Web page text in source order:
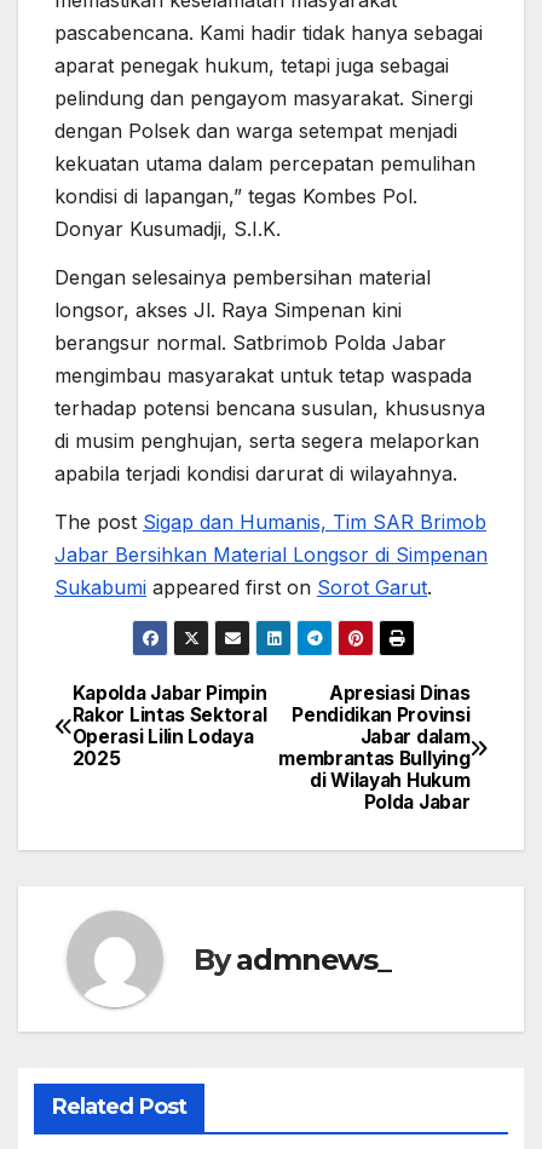
pascabencana. Kami hadir tidak hanya sebagai
aparat penegak hukum, tetapi juga sebagai
pelindung dan pengayom masyarakat. Sinergi
dengan Polsek dan warga setempat menjadi
kekuatan utama dalam percepatan pemulihan
kondisi di lapangan,” tegas Kombes Pol.
Donyar Kusumadji, S.I.K.
Dengan selesainya pembersihan material
longsor, akses Jl. Raya Simpenan kini
berangsur normal. Satbrimob Polda Jabar
mengimbau masyarakat untuk tetap waspada
terhadap potensi bencana susulan, khususnya
di musim penghujan, serta segera melaporkan
apabila terjadi kondisi darurat di wilayahnya.
The post Sigap dan Humanis, Tim SAR Brimob
Jabar Bersihkan Material Longsor di Simpenan
Sukabumi appeared first on Sorot Garut.
Post
navigation
Apresiasi Dinas
Pendidikan Provinsi
Jabar dalam
membrantas Bullying
di Wilayah Hukum
Polda Jabar
Kapolda Jabar Pimpin
Rakor Lintas Sektoral
Operasi Lilin Lodaya
2025
Byadmnews_
Related Post